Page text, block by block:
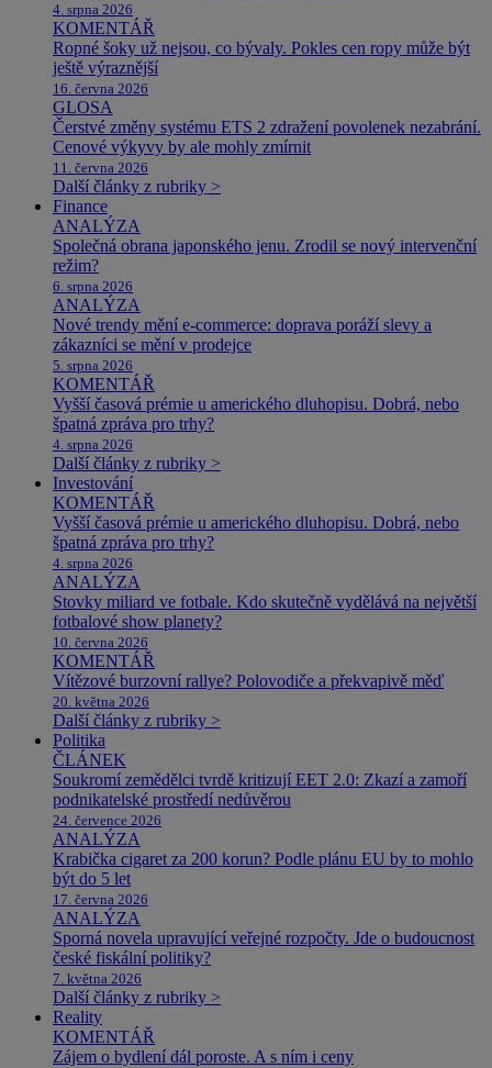
4. srpna 2026
KOMENTÁŘ
Ropné šoky už nejsou, co bývaly. Pokles cen ropy může být
ještě výraznější
16. června 2026
GLOSA
Čerstvé změny systému ETS 2 zdražení povolenek nezabrání.
Cenové výkyvy by ale mohly zmírnit
11. června 2026
Další články z rubriky >
Finance
ANALÝZA
Společná obrana japonského jenu. Zrodil se nový intervenční
režim?
6. srpna 2026
ANALÝZA
Nové trendy mění e-commerce: doprava poráží slevy a
zákazníci se mění v prodejce
5. srpna 2026
KOMENTÁŘ
Vyšší časová prémie u amerického dluhopisu. Dobrá, nebo
špatná zpráva pro trhy?
4. srpna 2026
Další články z rubriky >
Investování
KOMENTÁŘ
Vyšší časová prémie u amerického dluhopisu. Dobrá, nebo
špatná zpráva pro trhy?
4. srpna 2026
ANALÝZA
Stovky miliard ve fotbale. Kdo skutečně vydělává na největší
fotbalové show planety?
10. června 2026
KOMENTÁŘ
Vítězové burzovní rallye? Polovodiče a překvapivě měď
20. května 2026
Další články z rubriky >
Politika
ČLÁNEK
Soukromí zemědělci tvrdě kritizují EET 2.0: Zkazí a zamoří
podnikatelské prostředí nedůvěrou
24. července 2026
ANALÝZA
Krabička cigaret za 200 korun? Podle plánu EU by to mohlo
být do 5 let
17. června 2026
ANALÝZA
Sporná novela upravující veřejné rozpočty. Jde o budoucnost
české fiskální politiky?
7. května 2026
Další články z rubriky >
Reality
KOMENTÁŘ
Zájem o bydlení dál poroste. A s ním i ceny